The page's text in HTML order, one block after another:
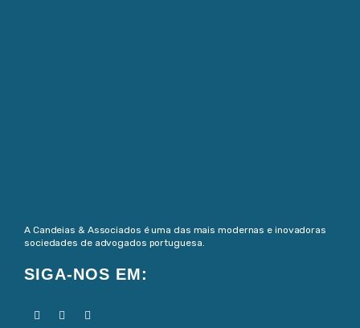
A Candeias & Associados é uma das mais modernas e inovadoras
sociedades de advogados portuguesa.
SIGA-NOS EM: